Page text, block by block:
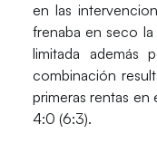
en las
frenaba en seco
limitada además
combinación
primeras rentas en
4:0 (6:3).